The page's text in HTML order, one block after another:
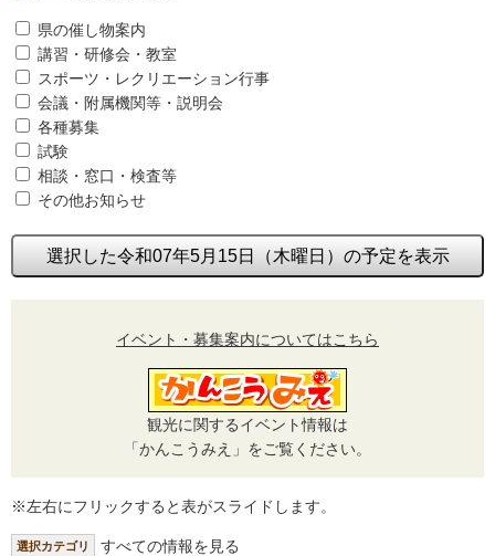
県の催し物案内
講習・研修会・教室
スポーツ・レクリエーション行事
会議・附属機関等・説明会
各種募集
試験
相談・窓口・検査等
その他お知らせ
選択した令和07年5月15日（木曜日）の予定を表示
イベント・募集案内についてはこちら
観光に関するイベント情報は
「かんこうみえ」をご覧ください。
※左右にフリックすると表がスライドします。
選択カテゴリ すべての情報を見る